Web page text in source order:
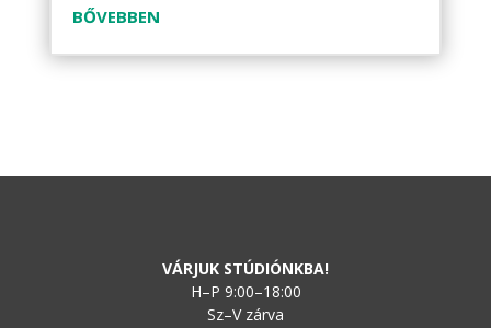
BŐVEBBEN
VÁRJUK STÚDIÓNKBA!
H–P 9:00–18:00
Sz–V zárva